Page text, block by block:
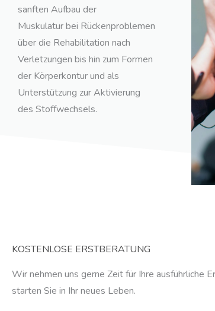
sanften Aufbau der
Muskulatur bei Rückenproblemen
über die Rehabilitation nach
Verletzungen bis hin zum Formen
der Körperkontur und als
Unterstützung zur Aktivierung
des Stoffwechsels.
KOSTENLOSE ERSTBERATUNG
Wir nehmen uns gerne Zeit für Ihre ausführliche
starten Sie in Ihr neues Leben.